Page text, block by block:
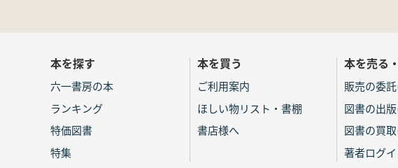
本を探す
六一書房の本
ランキング
特価図書
特集
本を買う
ご利用案内
ほしい物リスト・書棚
書店様へ
本を売る
販売の委
図書の出
図書の買
著者ログ